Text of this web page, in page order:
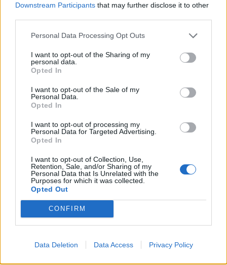
Downstream Participants that may further disclose it to other
Personal Data Processing Opt Outs
I want to opt-out of the Sharing of my
personal data.
Opted In
I want to opt-out of the Sale of my
Personal Data.
Opted In
I want to opt-out of processing my
Personal Data for Targeted Advertising.
Opted In
I want to opt-out of Collection, Use,
Retention, Sale, and/or Sharing of my
Personal Data that Is Unrelated with the
Purposes for which it was collected.
Opted Out
CONFIRM
Data Deletion Data Access Privacy Policy